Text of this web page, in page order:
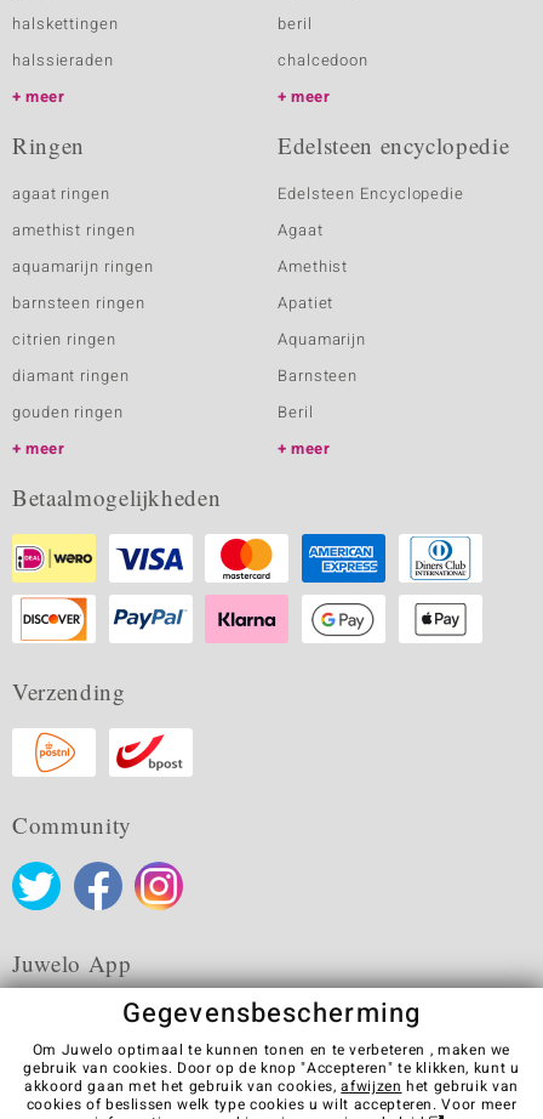
halskettingen
halssieraden
meer
beril
chalcedoon
meer
Ringen
agaat ringen
amethist ringen
aquamarijn ringen
barnsteen ringen
citrien ringen
diamant ringen
gouden ringen
meer
Edelsteen encyclopedie
Edelsteen Encyclopedie
Agaat
Amethist
Apatiet
Aquamarijn
Barnsteen
Beril
meer
Betaalmogelijkheden
Verzending
Community
Juwelo App
Algemene verkoopvoorwaarden Privacybeleid
Cookies
Gegevensbescherming
Om Juwelo optimaal te kunnen tonen en te verbeteren , maken we
gebruik van cookies. Door op de knop "Accepteren" te klikken, kunt u
akkoord gaan met het gebruik van cookies,afwijzen het gebruik van
cookies of beslissen welk type cookies u wilt accepteren. Voor meer